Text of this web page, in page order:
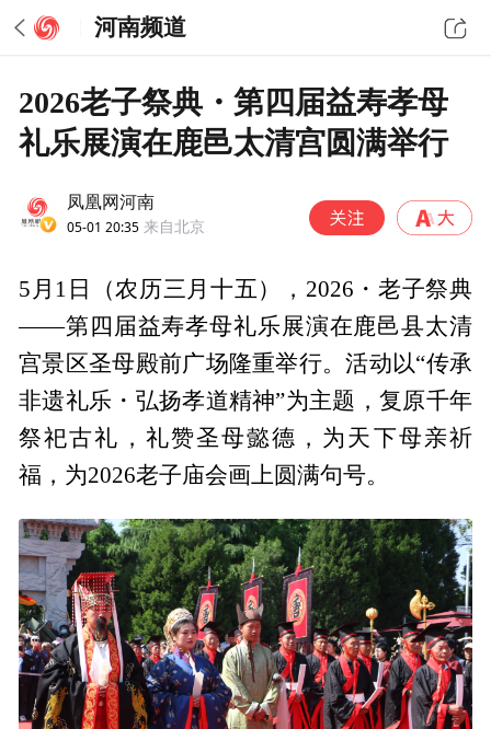
河南频道
2026老子祭典・第四届益寿孝母
礼乐展演在鹿邑太清宫圆满举行
凤凰网河南
05-01 20:35 来自北京
5月1日（农历三月十五），2026・老子祭典
——第四届益寿孝母礼乐展演在鹿邑县太清
宫景区圣母殿前广场隆重举行。活动以“传承
非遗礼乐・弘扬孝道精神”为主题，复原千年
祭祀古礼，礼赞圣母懿德，为天下母亲祈
福，为2026老子庙会画上圆满句号。